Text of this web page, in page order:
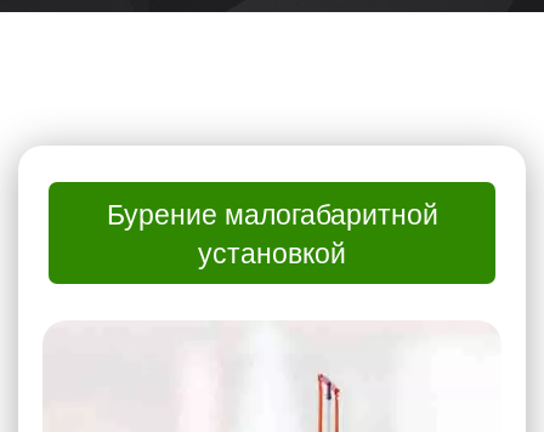
Бурение малогабаритной
установкой